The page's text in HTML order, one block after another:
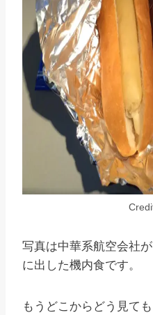
写真は中華系航空会社
に出した機内食です。
もうどこからどう見て